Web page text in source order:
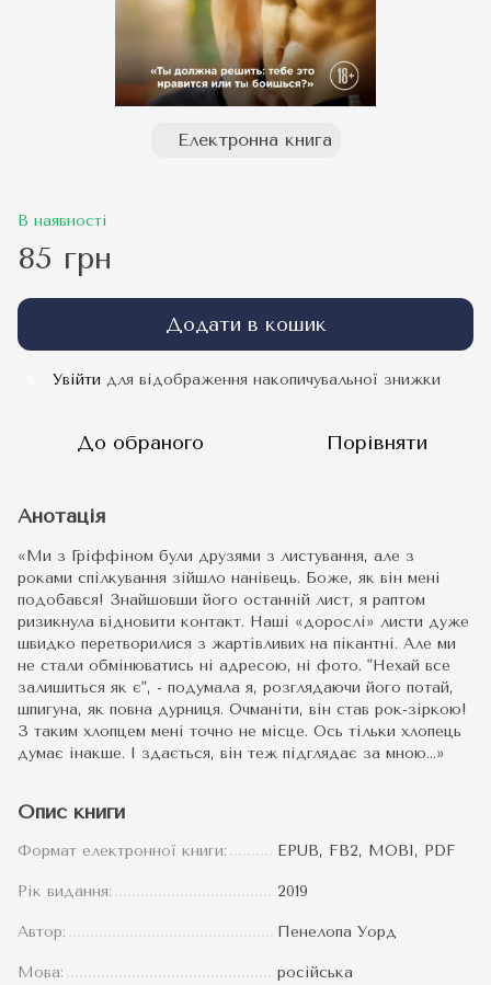
Електронна книга
В наявності
85 грн
Додати в кошик
Увійти для відображення накопичувальної знижки
До обраного Порівняти
Анотація
«Ми з Гріффіном були друзями з листування, але з
роками спілкування зійшло нанівець. Боже, як він мені
подобався! Знайшовши його останній лист, я раптом
ризикнула відновити контакт. Наші «дорослі» листи дуже
швидко перетворилися з жартівливих на пікантні. Але ми
не стали обмінюватись ні адресою, ні фото. "Нехай все
залишиться як є", - подумала я, розглядаючи його потай,
шпигуна, як повна дурниця. Очманіти, він став рок-зіркою!
З таким хлопцем мені точно не місце. Ось тільки хлопець
думає інакше. І здається, він теж підглядає за мною…»
Опис книги
Формат електронної книги: EPUB, FB2, MOBI, PDF
Рік видання: 2019
Автор: Пенелопа Уорд
Мова: російська